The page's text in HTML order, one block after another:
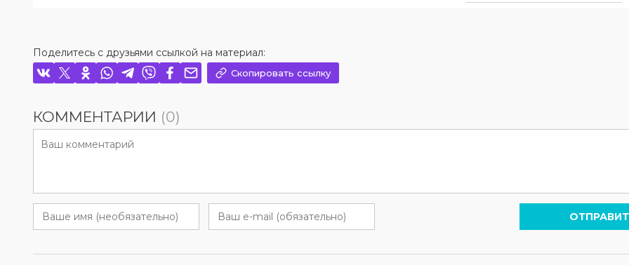
Поделитесь с друзьями ссылкой на материал:
Скопировать ссылку
КОММЕНТАРИИ (0)